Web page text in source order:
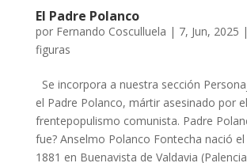
El Padre Polanco
por Fernando Cosculluela | 7, Jun, 2025 |
figuras
Se incorpora a nuestra sección
el Padre Polanco, mártir asesinado por el
frentepopulismo comunista. Padre
fue? Anselmo Polanco Fontecha nació
1881 en Buenavista de Valdavia